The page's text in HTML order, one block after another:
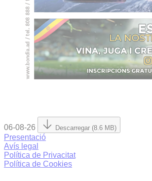
06-08-26 Descarregar (8.6 MB)
Presentació
Avís legal
Política de Privacitat
Política de Cookies